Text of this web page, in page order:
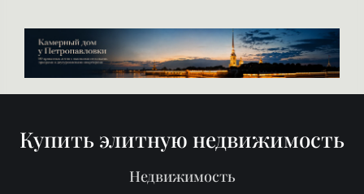
Купить элитную недвижимость
Недвижимость